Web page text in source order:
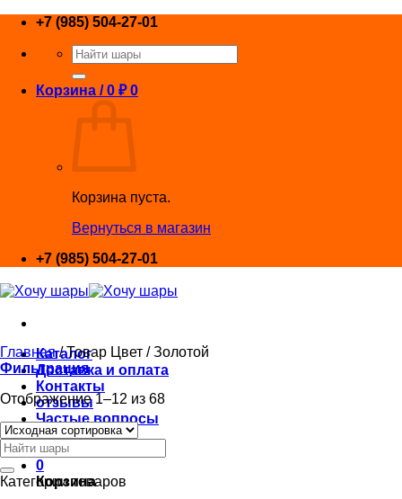
Skip
content
+7 (985) 504-27-01
Искать:
Корзина /0 ₽ 0
Корзина пуста.
Вернуться в магазин
+7 (985) 504-27-01
Каталог
Доставка и оплата
Контакты
отзывы
Частые вопросы
Галерея
0
Корзина
Главная /Товар Цвет /Золотой
Фильтрация
Отображение 1–12 из 68
Искать:
Категории товаров